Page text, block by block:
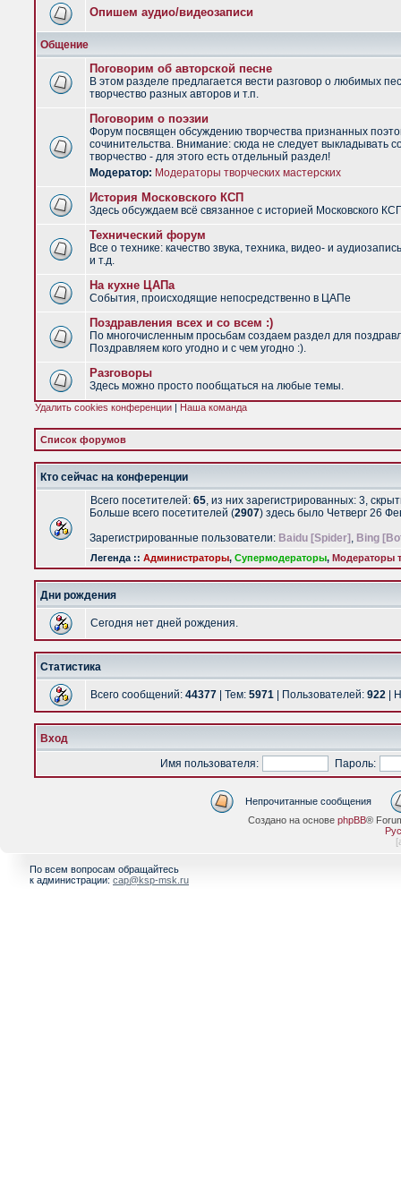
Опишем аудио/видеозаписи
Общение
Поговорим об авторской песне
В этом разделе предлагается вести разговор о любимых
творчество разных авторов и т.п.
Поговорим о поэзии
Форум посвящен обсуждению творчества признанных
сочинительства. Внимание: сюда не следует выкладывать
творчество - для этого есть отдельный раздел!
Модератор: Модераторы творческих мастерских
История Московского КСП
Здесь обсуждаем всё связанное с историей Московского
Технический форум
Все о технике: качество звука, техника, видео- и
и т.д.
На кухне ЦАПа
События, происходящие непосредственно в ЦАПе
Поздравления всех и со всем :)
По многочисленным просьбам создаем раздел для
Поздравляем кого угодно и с чем угодно :).
Разговоры
Здесь можно просто пообщаться на любые темы.
Удалить cookies конференции | Наша команда
Список форумов
Кто сейчас на конференции
Всего посетителей: 65, из них зарегистрированных: 3,
Больше всего посетителей (2907) здесь было Четверг 26
Зарегистрированные пользователи: Baidu [Spider] , Bing
Легенда :: Администраторы, Супермодераторы, Модераторы
Дни рождения
Сегодня нет дней рождения.
Статистика
Всего сообщений: 44377 | Тем: 5971 | Пользователей: 922 |
Вход
Имя пользователя:
Пароль:
Непрочитанные сообщения
Создано на основе phpBB®
[
По всем вопросам обращайтесь
к администрации: cap@ksp-msk.ru